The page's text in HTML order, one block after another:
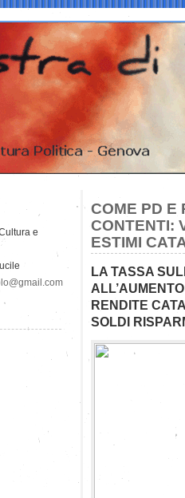
COME PD E
CONTENTI:
ESTIMI
LA TASSA
RENDITE
SOLDI
e